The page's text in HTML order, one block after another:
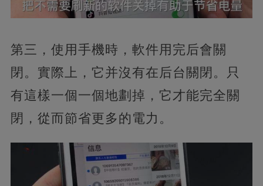
第三，使用手機時，軟件用完后會關
閉。實際上，它并沒有在后台關閉。只
有這樣一個一個地劃掉，它才能完全關
閉，從而節省更多的電力。